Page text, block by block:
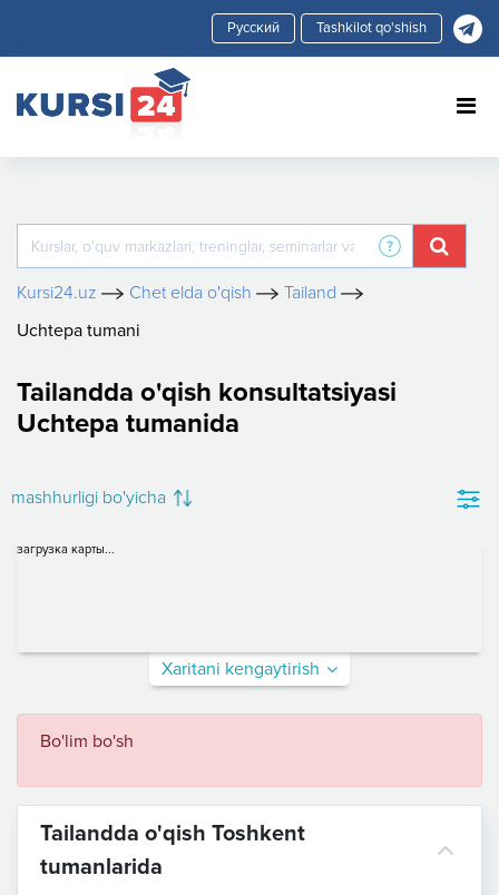
Tashkilot qo'shish
Kursi24.uz Chet elda o'qish
Tailand
Uchtepa tumani
Tailandda o'qish konsultatsiyasi
Uchtepa tumanida
mashhurligi bo'yicha
загрузка карты...
Xaritani kengaytirish
Bo'lim bo'sh
Tailandda o'qish Toshkent
tumanlarida